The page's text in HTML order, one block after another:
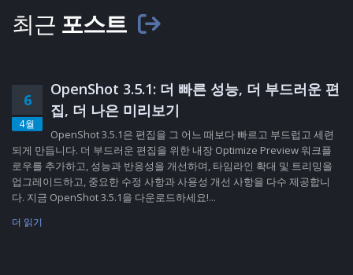
최근 포스트
6
4월
OpenShot 3.5.1: 더 빠른 성능, 더 부드러운 편
집, 더 나은 미리보기
OpenShot 3.5.1은 편집을 그 어느 때보다 빠르고 부드럽고 세련
되게 만듭니다. 더 부드러운 편집을 위한 내장 Optimize Preview 워크플
로우를 추가하고, 성능과 반응성을 개선하며, 타임라인 확대 및 트리밍을
업그레이드하고, 중요한 수정 사항과 사용성 개선 사항을 다수 제공합니
다. 지금 OpenShot 3.5.1을 다운로드하세요!...
더 읽기